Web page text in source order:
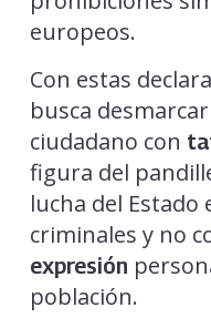
europeos.
Con estas
busca
ciudadano con
figura del
lucha del
criminales y no
expresión
población.